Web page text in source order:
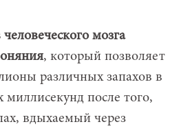
мозга
, который позволяет
различных запахов в
миллисекунд после того,
вдыхаемый через